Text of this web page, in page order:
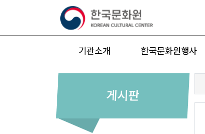
기관소개 한국문화원행사
게시판